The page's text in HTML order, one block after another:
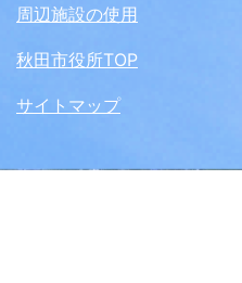
周辺施設の使用
秋田市役所TOP
サイトマップ